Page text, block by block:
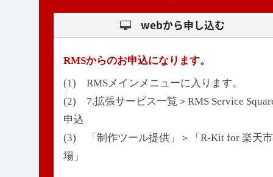
webから申し込む
RMSからのお申込になります。
(1) RMSメインメニューに入ります。
(2) 7.拡張サービス一覧＞RMS Service
申込
(3) 「制作ツール提供」＞「R-Kit for 楽天市
場」